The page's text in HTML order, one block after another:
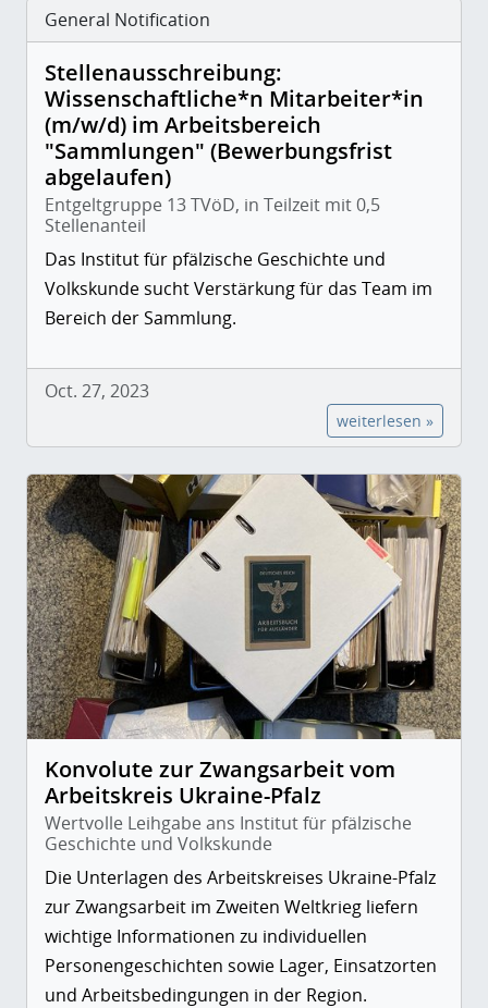
General Notification
Stellenausschreibung:
Wissenschaftliche*n Mitarbeiter*in
(m/w/d) im Arbeitsbereich
"Sammlungen" (Bewerbungsfrist
abgelaufen)
Entgeltgruppe 13 TVöD, in Teilzeit mit 0,5
Stellenanteil
Das Institut für pfälzische Geschichte und
Volkskunde sucht Verstärkung für das Team im
Bereich der Sammlung.
Oct. 27, 2023
weiterlesen »
Konvolute zur Zwangsarbeit vom
Arbeitskreis Ukraine-Pfalz
Wertvolle Leihgabe ans Institut für pfälzische
Geschichte und Volkskunde
Die Unterlagen des Arbeitskreises Ukraine-Pfalz
zur Zwangsarbeit im Zweiten Weltkrieg liefern
wichtige Informationen zu individuellen
Personengeschichten sowie Lager, Einsatzorten
und Arbeitsbedingungen in der Region.